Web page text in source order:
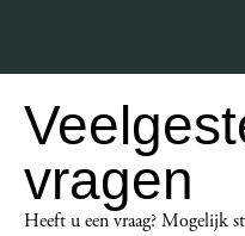
vragen
Heeft u een vraag? Mogelijk